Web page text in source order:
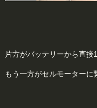
片方がバッテリーから直接
もう一方がセルモーターに